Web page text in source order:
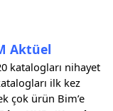
Aktüel
katalogları nihayet
ilk kez
çok ürün Bim’e